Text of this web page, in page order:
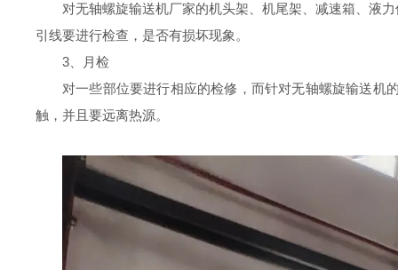
对无轴螺旋输送机厂家的机头架、机尾架、减速箱、液
引线要进行检查，是否有损坏现象。
3 、月检
对一些部位要进行相应的检修，而针对无轴螺旋输送机
触，并且要远离热源。